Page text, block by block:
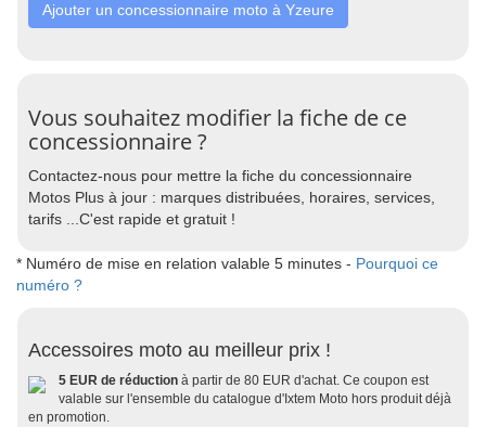
Ajouter un concessionnaire moto à Yzeure
Vous souhaitez modifier la fiche de ce
concessionnaire ?
Contactez-nous pour mettre la fiche du concessionnaire
Motos Plus à jour : marques distribuées, horaires, services,
tarifs ...C'est rapide et gratuit !
* Numéro de mise en relation valable 5 minutes - Pourquoi ce
numéro ?
Accessoires moto au meilleur prix !
5 EUR de réduction à partir de 80 EUR d'achat. Ce coupon est
valable sur l'ensemble du catalogue d'Ixtem Moto hors produit déjà
en promotion.